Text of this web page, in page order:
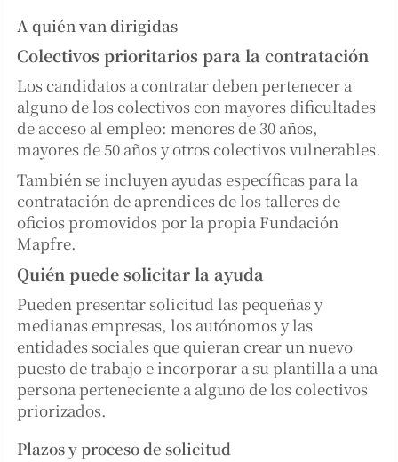
A quién van dirigidas
Colectivos prioritarios para la contratación
Los candidatos a contratar deben pertenecer a
alguno de los colectivos con mayores dificultades
de acceso al empleo: menores de 30 años,
mayores de 50 años y otros colectivos vulnerables.
También se incluyen ayudas específicas para la
contratación de aprendices de los talleres de
oficios promovidos por la propia Fundación
Mapfre.
Quién puede solicitar la ayuda
Pueden presentar solicitud las pequeñas y
medianas empresas, los autónomos y las
entidades sociales que quieran crear un nuevo
puesto de trabajo e incorporar a su plantilla a una
persona perteneciente a alguno de los colectivos
priorizados.
Plazos y proceso de solicitud